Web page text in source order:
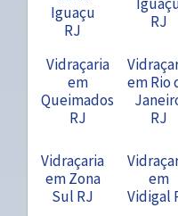
Iguaçu
RJ
RJ
Vidraçaria
em
Queimados
RJ
em Rio
RJ
Vidraçaria
em Zona
Sul RJ
em
Vidigal